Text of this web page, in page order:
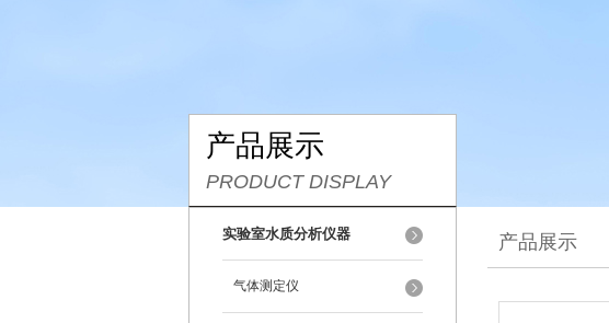
产品展示
PRODUCT DISPLAY
实验室水质分析仪器
气体测定仪
产品展示